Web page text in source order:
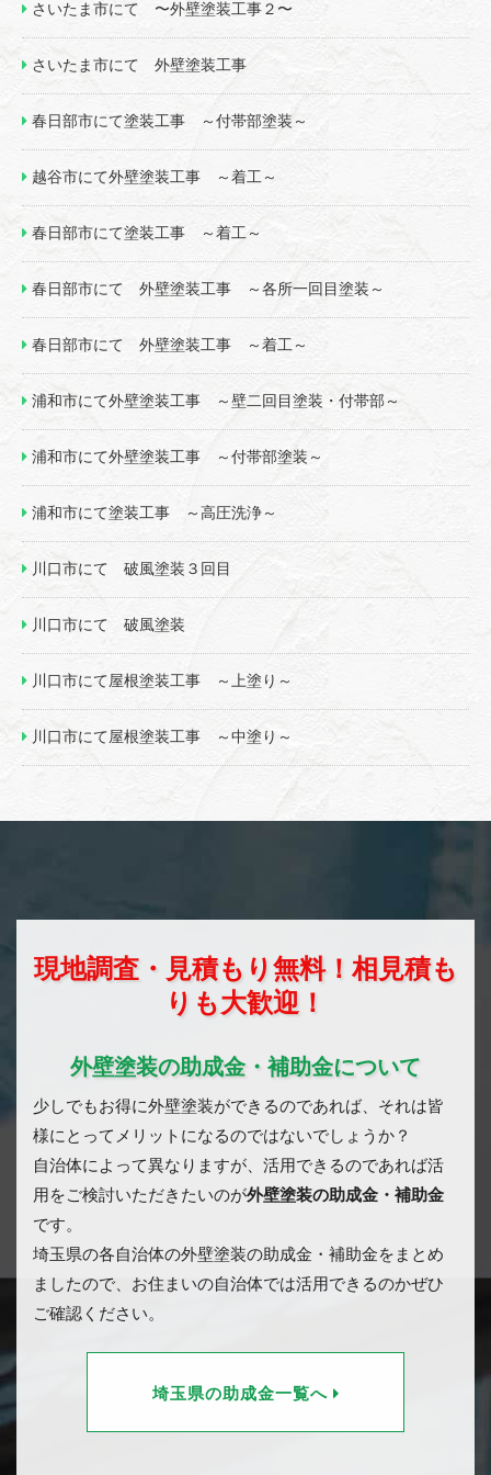
さいたま市にて 〜外壁塗装工事２〜
さいたま市にて 外壁塗装工事
春日部市にて塗装工事 ～付帯部塗装～
越谷市にて外壁塗装工事 ～着工～
春日部市にて塗装工事 ～着工～
春日部市にて 外壁塗装工事 ～各所一回目塗装～
春日部市にて 外壁塗装工事 ～着工～
浦和市にて外壁塗装工事 ～壁二回目塗装・付帯部～
浦和市にて外壁塗装工事 ～付帯部塗装～
浦和市にて塗装工事 ～高圧洗浄～
川口市にて 破風塗装３回目
川口市にて 破風塗装
川口市にて屋根塗装工事 ～上塗り～
川口市にて屋根塗装工事 ～中塗り～
現地調査・見積もり無料！相見積も
りも大歓迎！
外壁塗装の助成金・補助金について
少しでもお得に外壁塗装ができるのであれば、それは皆
様にとってメリットになるのではないでしょうか？
自治体によって異なりますが、活用できるのであれば活
用をご検討いただきたいのが外壁塗装の助成金・補助金
です。
埼玉県の各自治体の外壁塗装の助成金・補助金をまとめ
ましたので、お住まいの自治体では活用できるのかぜひ
ご確認ください。
埼玉県の助成金一覧へ